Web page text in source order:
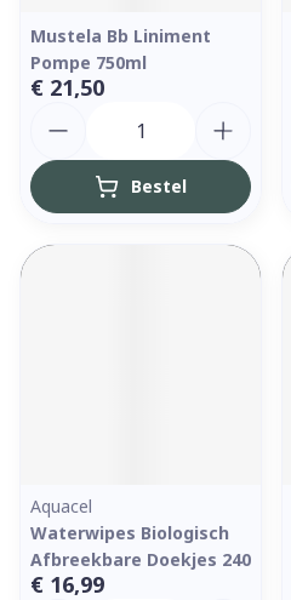
Mustela Bb Liniment
Pompe 750ml
€ 21,50
Bestel
Aquacel
Waterwipes Biologisch
Afbreekbare Doekjes 240
€ 16,99